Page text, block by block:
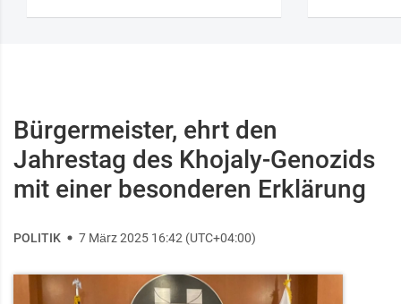
Bürgermeister, ehrt den
Jahrestag des Khojaly-Genozids
mit einer besonderen Erklärung
POLITIK 7 März 2025 16:42 (UTC+04:00)